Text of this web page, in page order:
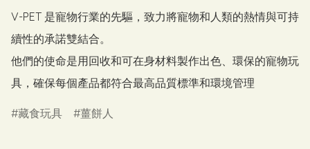
V-PET 是寵物行業的先驅，致力將寵物和人類的熱情與可持
續性的承諾雙結合。
他們的使命是用回收和可在身材料製作出色、環保的寵物玩
具，確保每個產品都符合最高品質標準和環境管理
藏食玩具 薑餅人